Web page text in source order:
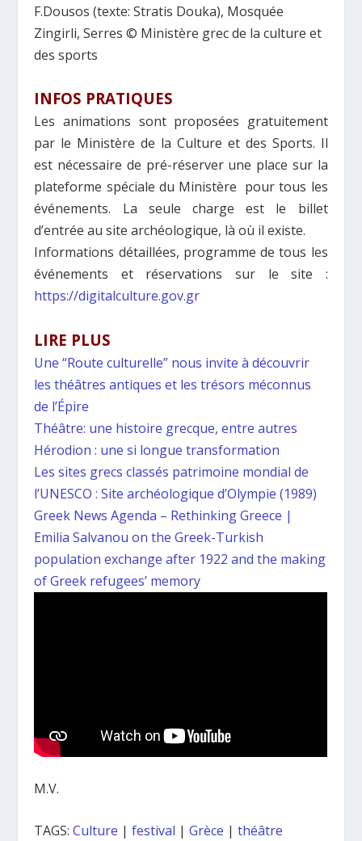
F.Dousos (texte: Stratis Douka), Mosquée
Zingirli, Serres© Ministère grec de la culture et
des sports
INFOS PRATIQUES
Les animations sont proposées gratuitement
par le Ministère de la Culture et des Sports. Il
est nécessaire de pré-réserver une place sur la
plateforme spéciale du Ministère pour tous les
événements. La seule charge est le billet
d’entrée au site archéologique, là où il existe.
Informations détaillées, programme de tous les
événements et réservations sur le site :
https://digitalculture.gov.gr
LIRE PLUS
Une “Route culturelle” nous invite à découvrir
les théâtres antiques et les trésors méconnus
de l’Épire
Théâtre: une histoire grecque, entre autres
Hérodion : une si longue transformation
Les sites grecs classés patrimoine mondial de
l’UNESCO : Site archéologique d’Olympie (1989)
Greek News Agenda – Rethinking Greece |
Emilia Salvanou on the Greek-Turkish
population exchange after 1922 and the making
of Greek refugees’ memory
M.V.
TAGS:Culture |festival |Grèce |théâtre